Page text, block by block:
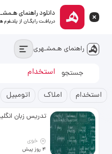
دانلود راهنمای
دریافـت رایگـان از پلتـفرم
راهنمای هـمشـهری
استخدام
استخدام املاک اتومبیل
تدریس زبان
خوی
4 روز پیش